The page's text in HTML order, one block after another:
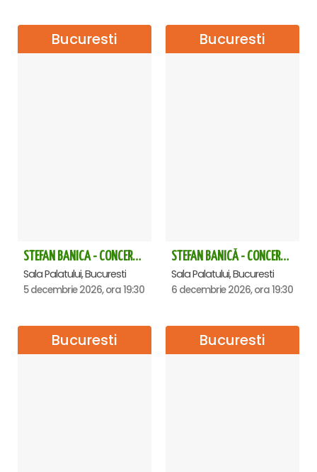
Bucuresti
STEFAN BANICA - CONCERT EXTRAORDINAR DE CRĂCIUN 2026
Sala Palatului, Bucuresti
5 decembrie 2026, ora 19:30
Bucuresti
STEFAN BANICĂ - CONCERT EXTRAORDINAR DE CRĂCIUN 2026
Sala Palatului, Bucuresti
6 decembrie 2026, ora 19:30
Bucuresti Bucuresti